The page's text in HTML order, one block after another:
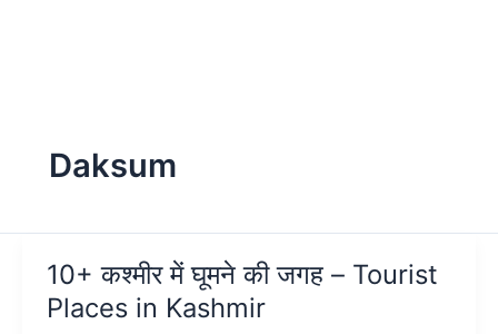
Daksum
10+ कश्मीर में घूमने की जगह – Tourist
Places in Kashmir